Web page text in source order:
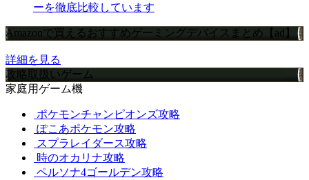
ーを徹底比較しています
Amazonで買えるおすすめゲーミングデバイスまとめ【ad】
詳細を見る
攻略取扱いゲーム
家庭用ゲーム機
ポケモンチャンピオンズ攻略
ぽこあポケモン攻略
スプラレイダース攻略
時のオカリナ攻略
ペルソナ4ゴールデン攻略